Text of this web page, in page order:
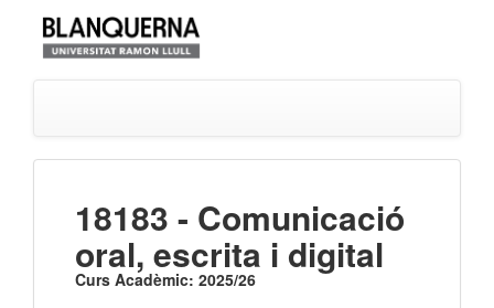
18183 - Comunicació
oral, escrita i digital
Curs Acadèmic: 2025/26